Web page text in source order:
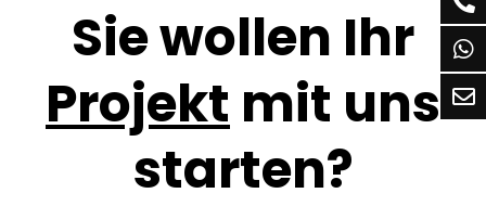
Sie wollen Ihr
Projekt mit uns
starten?